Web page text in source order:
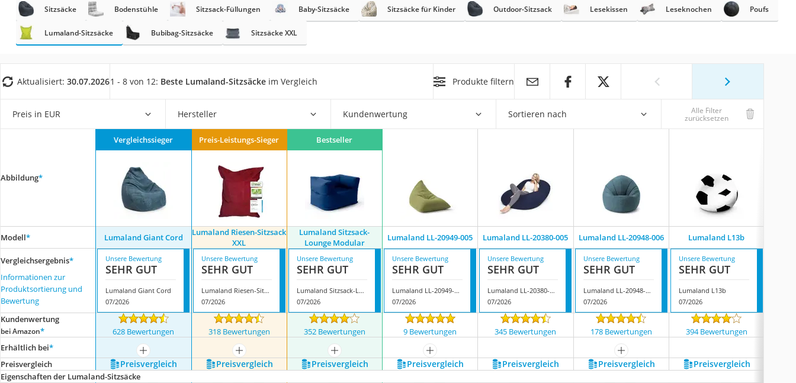
Bettgitter
Spannbettlaken
Duschpaneel
Matratze 90 x 200 cm
Service
Sitzsäcke Bodenstühle Sitzsack-Füllungen Baby-Sitzsäcke Sitzsäcke für Kinder Outdoor-Sitzsack Lesekissen Leseknochen Poufs
Lumaland-Sitzsäcke Bubibag-Sitzsäcke Sitzsäcke XXL
Aktualisiert: 30.07.20261 - 8 von 12: Beste Lumaland-Sitzsäcke im Vergleich Produkte filtern
Preis in EUR Hersteller Kundenwertung Sortieren nach Alle Filter
zurücksetzen
Abbildung*
Vergleichssieger Preis-Leistungs-Sieger Bestseller
Modell* Lumaland Giant Cord
Lumaland Riesen-Sitzsack
XXL
Lumaland Sitzsack-
Lounge Modular
Lumaland LL-20949-005 Lumaland LL-20380-005 Lumaland LL-20948-006 Lumaland L13b
Vergleichsergebnis*
Informationen zur
Produktsortierung und
Bewertung
Unsere Bewertung
SEHR GUT
Lumaland Giant Cord
07/2026
Unsere Bewertung
SEHR GUT
Lumaland Riesen-Sitzsack XXL
07/2026
Unsere Bewertung
SEHR GUT
Lumaland Sitzsack-Lounge Modular
07/2026
Unsere Bewertung
SEHR GUT
Lumaland LL-20949-005
07/2026
Unsere Bewertung
SEHR GUT
Lumaland LL-20380-005
07/2026
Unsere Bewertung
SEHR GUT
Lumaland LL-20948-006
07/2026
Unsere Bewertung
SEHR GUT
Lumaland L13b
07/2026
Kundenwertung
bei Amazon* 628 Bewertungen 318 Bewertungen 352 Bewertungen 9 Bewertungen 345 Bewertungen 178 Bewertungen 394 Bewertungen
Erhältlich bei*
mehr anzeigen mehr anzeigen mehr anzeigen mehr anzeigen
mehr anzeigen
Preis­vergleich
Preis­vergleich Preis­vergleich Preis­vergleich Preis­vergleich Preis­vergleich Preis­vergleich Preis­vergleich
Eigenschaften der Lumaland-Sitzsäcke